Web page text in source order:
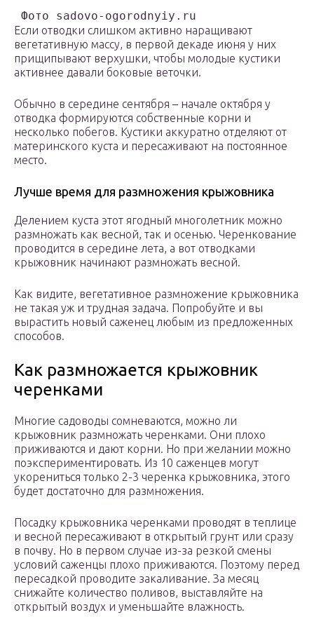
Фото sadovo-ogorodnyiy.ru
Если отводки слишком активно наращивают
вегетативную массу, в первой декаде июня у них
прищипывают верхушки, чтобы молодые кустики
активнее давали боковые веточки.
Обычно в середине сентября – начале октября у
отводка формируются собственные корни и
несколько побегов. Кустики аккуратно отделяют от
материнского куста и пересаживают на постоянное
место.
Лучше время для размножения крыжовника
Делением куста этот ягодный многолетник можно
размножать как весной, так и осенью. Черенкование
проводится в середине лета, а вот отводками
крыжовник начинают размножать весной.
Как видите, вегетативное размножение крыжовника
не такая уж и трудная задача. Попробуйте и вы
вырастить новый саженец любым из предложенных
способов.
Как размножается крыжовник
черенками
Многие садоводы сомневаются, можно ли
крыжовник размножать черенками. Они плохо
приживаются и дают корни. Но при желании можно
поэкспериментировать. Из 10 саженцев могут
укорениться только 2-3 черенка крыжовника, этого
будет достаточно для размножения.
Посадку крыжовника черенками проводят в теплице
и весной пересаживают в открытый грунт или сразу
в почву. Но в первом случае из-за резкой смены
условий саженцы плохо приживаются. Поэтому перед
пересадкой проводите закаливание. За месяц
снижайте количество поливов, выставляйте на
открытый воздух и уменьшайте влажность.